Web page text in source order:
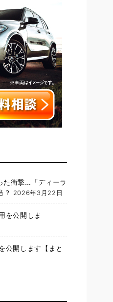
た衝撃…「ディーラ
？
2026年3月22日
を公開しま
公開します【まと